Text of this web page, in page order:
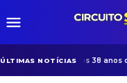
ÚLTIMAS NOTÍCIAS
histórica após 38 anos